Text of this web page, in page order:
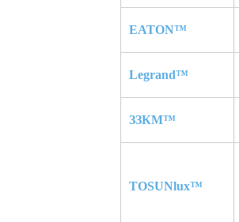
EATON™
Legrand™
ЗЗКМ™
TOSUNlux™